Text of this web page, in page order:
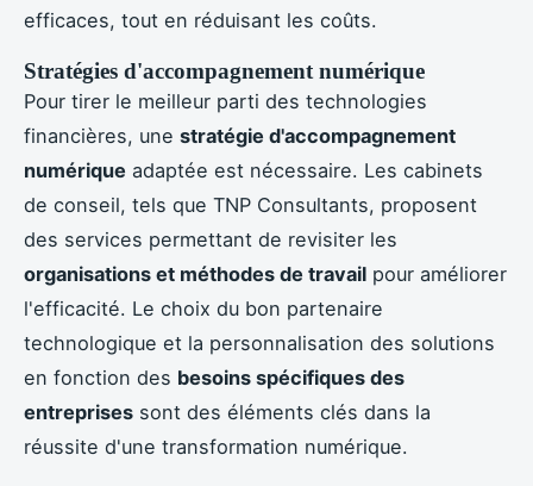
efficaces, tout en réduisant les coûts.
Stratégies d'accompagnement numérique
Pour tirer le meilleur parti des technologies
financières, une stratégie d'accompagnement
numérique adaptée est nécessaire. Les cabinets
de conseil, tels que TNP Consultants, proposent
des services permettant de revisiter les
organisations et méthodes de travail pour améliorer
l'efficacité. Le choix du bon partenaire
technologique et la personnalisation des solutions
en fonction des besoins spécifiques des
entreprises sont des éléments clés dans la
réussite d'une transformation numérique.